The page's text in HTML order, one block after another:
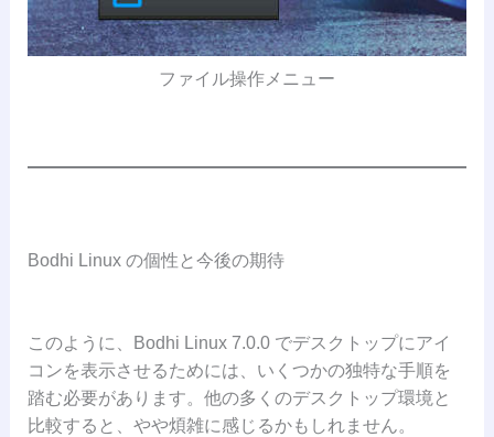
ファイル操作メニュー
Bodhi Linux の個性と今後の期待
このように、Bodhi Linux 7.0.0 でデスクトップにアイ
コンを表示させるためには、いくつかの独特な手順を
踏む必要があります。他の多くのデスクトップ環境と
比較すると、やや煩雑に感じるかもしれません。